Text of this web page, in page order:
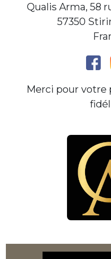
Qualis Arma, 58
57350
Merci pour votre